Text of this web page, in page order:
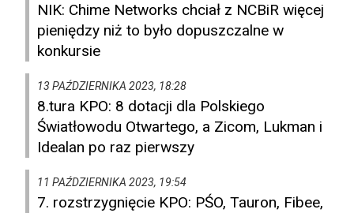
NIK: Chime Networks chciał z NCBiR więcej
pieniędzy niż to było dopuszczalne w
konkursie
13 PAŹDZIERNIKA 2023, 18:28
8.tura KPO: 8 dotacji dla Polskiego
Światłowodu Otwartego, a Zicom, Lukman i
Idealan po raz pierwszy
11 PAŹDZIERNIKA 2023, 19:54
7. rozstrzygnięcie KPO: PŚO, Tauron, Fibee,